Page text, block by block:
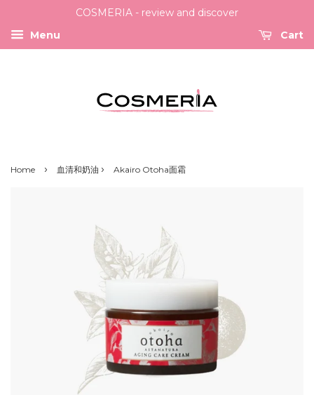
COSMERIA - review and discover
Menu
Cart
Home › 血清和奶油 › Akairo Otoha面霜